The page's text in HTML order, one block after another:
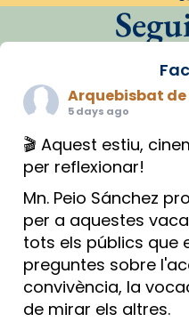
Arquebisbat
5 days ago
🎬 Aquest estiu,
per reflexionar!
Mn. Peio Sánchez
per a aquestes
tots els públics que
preguntes sobre
convivència, la
de mirar els altres.